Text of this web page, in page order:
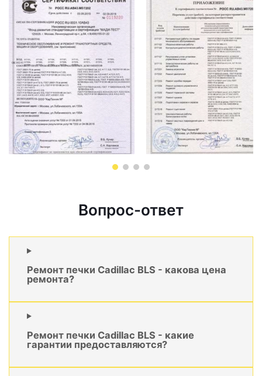
Вопрос-ответ
Ремонт печки Cadillac BLS - какова цена
ремонта?
Ремонт печки Cadillac BLS - какие
гарантии предоставляются?